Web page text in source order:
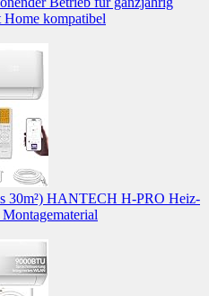
Home kompatibel
30m²) HANTECH H-PRO Heiz-